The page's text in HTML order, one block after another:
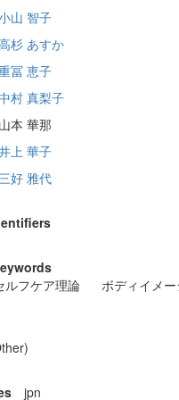
山 智子
杉 あすか
冨 恵子
村 真梨子
山本 華那
上 華子
好 雅代
ルフケア理論
ボディイメ
jpn